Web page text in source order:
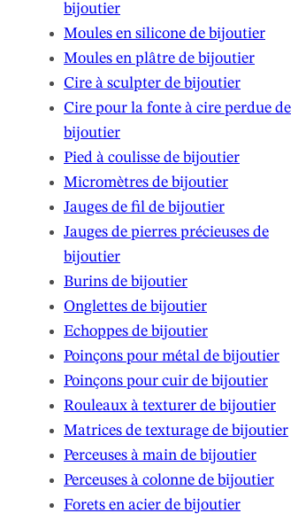
bijoutier
Moules en silicone de bijoutier
Moules en plâtre de bijoutier
Cire à sculpter de bijoutier
Cire pour la fonte à cire perdue de
bijoutier
Pied à coulisse de bijoutier
Micromètres de bijoutier
Jauges de fil de bijoutier
Jauges de pierres précieuses de
bijoutier
Burins de bijoutier
Onglettes de bijoutier
Echoppes de bijoutier
Poinçons pour métal de bijoutier
Poinçons pour cuir de bijoutier
Rouleaux à texturer de bijoutier
Matrices de texturage de bijoutier
Perceuses à main de bijoutier
Perceuses à colonne de bijoutier
Forets en acier de bijoutier